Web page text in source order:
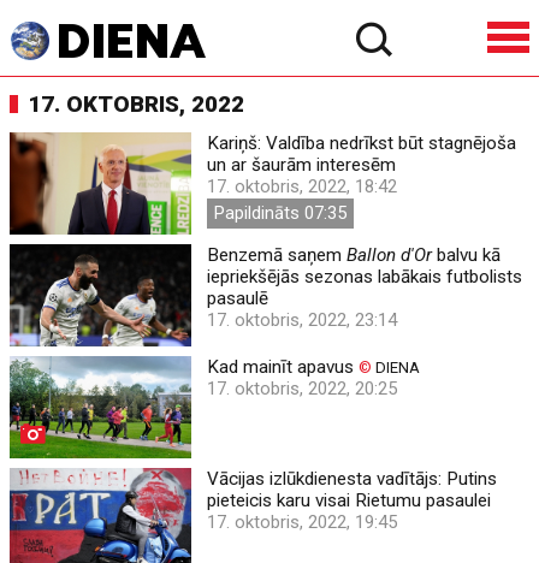
17. OKTOBRIS, 2022
Kariņš: Valdība nedrīkst būt stagnējoša
un ar šaurām interesēm
17. oktobris, 2022, 18:42
Papildināts 07:35
Benzemā saņemBallon d'Orbalvu kā
iepriekšējās sezonas labākais futbolists
pasaulē
17. oktobris, 2022, 23:14
Kad mainīt apavus© DIENA
17. oktobris, 2022, 20:25
Vācijas izlūkdienesta vadītājs: Putins
pieteicis karu visai Rietumu pasaulei
17. oktobris, 2022, 19:45